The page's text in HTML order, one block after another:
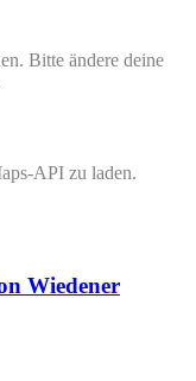
Bitte ändere deine
API zu laden.
Wiedener